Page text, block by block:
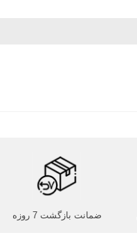
ضمانت بازگشت 7 روزه